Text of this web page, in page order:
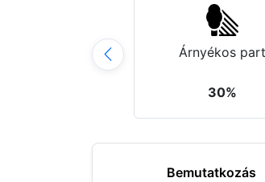
Árnyékos part
30%
Bemutatkozás